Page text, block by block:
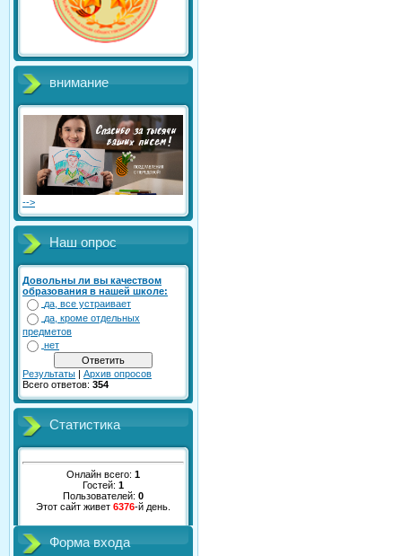
внимание
-->
Наш опрос
Довольны ли вы качеством
образования в нашей школе:
да, все устраивает
да, кроме отдельных
предметов
нет
Результаты | Архив опросов
Всего ответов: 354
Статистика
Онлайн всего: 1
Гостей: 1
Пользователей: 0
Этот сайт живет 6376-й день.
Форма входа